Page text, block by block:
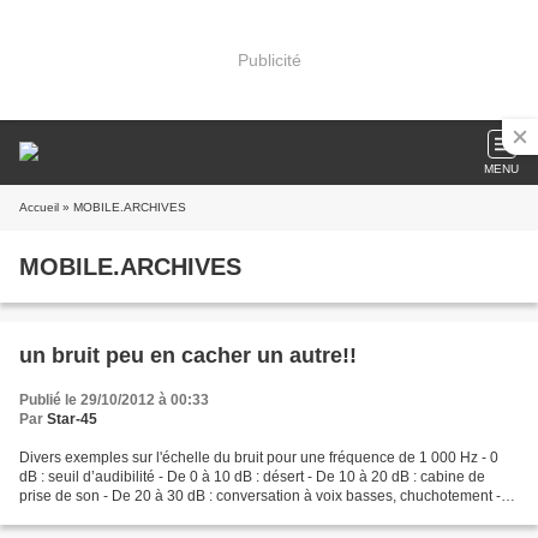
Publicité
MENU
Accueil » MOBILE.ARCHIVES
MOBILE.ARCHIVES
un bruit peu en cacher un autre!!
Publié le 29/10/2012 à 00:33
Par Star-45
Divers exemples sur l'échelle du bruit pour une fréquence de 1 000 Hz - 0
dB : seuil d’audibilité - De 0 à 10 dB : désert - De 10 à 20 dB : cabine de
prise de son - De 20 à 30 dB : conversation à voix basses, chuchotement -